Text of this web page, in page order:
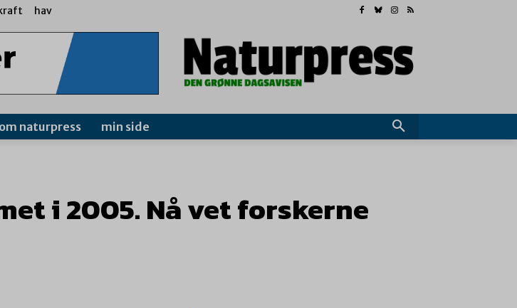
hav
om naturpress min side
i 2005. Nå vet forskerne